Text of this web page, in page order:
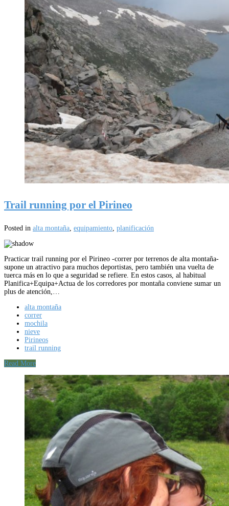
Trail running por el Pirineo
Posted in alta montaña, equipamiento, planificación
Practicar trail running por el Pirineo -correr por terrenos de alta montaña-
supone un atractivo para muchos deportistas, pero también una vuelta de
tuerca más en lo que a seguridad se refiere. En estos casos, al habitual
Planifica+Equipa+Actua de los corredores por montaña conviene sumar un
plus de atención,…
alta montaña
correr
mochila
nieve
Pirineos
trail running
Read More